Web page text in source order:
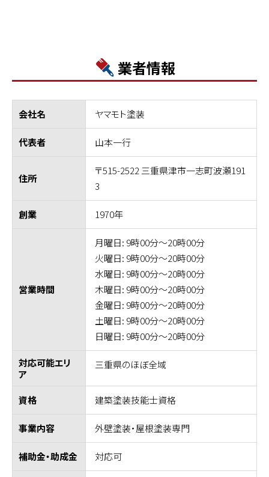
業者情報
会社名 ヤマモト塗装
代表者 山本一行
住所
〒515-2522 三重県津市一志町波瀬191
3
創業 1970年
営業時間
月曜日: 9時00分～20時00分
火曜日: 9時00分～20時00分
水曜日: 9時00分～20時00分
木曜日: 9時00分～20時00分
金曜日: 9時00分～20時00分
土曜日: 9時00分～20時00分
日曜日: 9時00分～20時00分
対応可能エリ
ア
三重県のほぼ全域
資格 建築塗装技能士資格
事業内容 外壁塗装・屋根塗装専門
補助金・助成金 対応可